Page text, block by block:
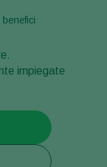
benefici
impiegate